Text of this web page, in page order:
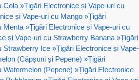
Cola »Țigări Electronice și Vape-uri cu
și Vape-uri cu Mango »Țigări
Menta »Țigări Electronice și Vape-uri cu
și Vape-uri cu Strawberry Banana »Țigări
Strawberry Ice »Țigări Electronice și Vape-
(Căpșuni și Pepene) »Țigări
Watermelon (Pepene) »Țigări Electronice